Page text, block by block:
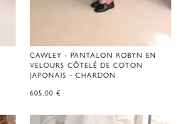
CAWLEY - PANTALON ROBYN EN
VELOURS CÔTELÉ DE COTON
JAPONAIS - CHARDON
605,00 €